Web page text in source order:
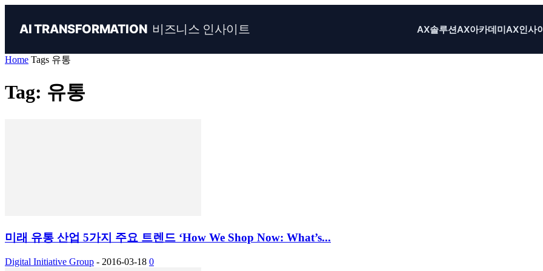
AI TRANSFORMATION 비즈니스 인사이트 AX솔루션AX아카데미AX인사
Home Tags 유통
Tag: 유통
미래 유통 산업 5가지 주요 트렌드 ‘How We Shop Now: What’s...
Digital Initiative Group - 2016-03-18 0